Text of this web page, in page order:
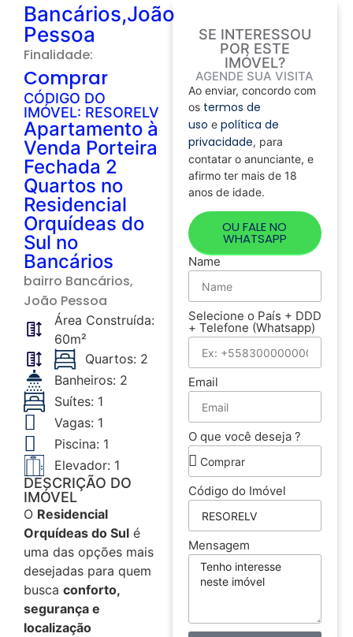
Bancários,João
Pessoa
Finalidade:
Comprar
CÓDIGO DO
IMÓVEL: RESORELV
Apartamento à
Venda Porteira
Fechada 2
Quartos no
Residencial
Orquídeas do
Sul no
Bancários
bairro Bancários,
João Pessoa
Área Construída:
60m²
Quartos: 2
Banheiros: 2
Suítes: 1
Vagas: 1
Piscina: 1
Elevador: 1
DESCRIÇÃO DO
IMÓVEL
O Residencial
Orquídeas do Sul é
uma das opções mais
desejadas para quem
busca conforto,
segurança e
localização
SE INTERESSOU
POR ESTE
IMÓVEL?
AGENDE SUA VISITA
Ao enviar, concordo com
os termos de
uso e política de
privacidade, para
contatar o anunciante, e
afirmo ter mais de 18
anos de idade.
OU FALE NO
WHATSAPP
Name
Selecione o País + DDD
+ Telefone (Whatsapp)
Email
O que você deseja ?
Código do Imóvel
Mensagem